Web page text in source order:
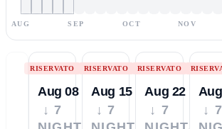
AUG SEP OCT NOV
RISERVATO
Aug 08
↓ 7
RISERVATO
Aug 15
↓ 7
RISERVATO
Aug 22
↓ 7
↓ 7